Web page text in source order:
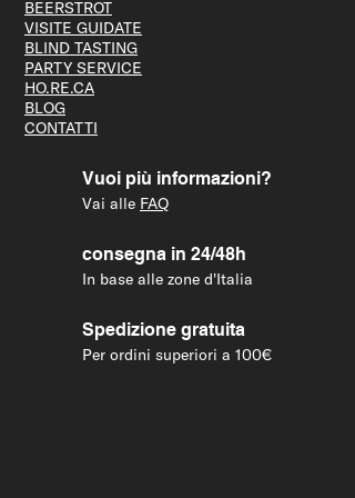
BEERSTROT
VISITE GUIDATE
BLIND TASTING
PARTY SERVICE
HO.RE.CA
BLOG
CONTATTI
Vuoi più informazioni?
Vai alle FAQ
consegna in 24/48h
In base alle zone d'Italia
Spedizione gratuita
Per ordini superiori a 100€